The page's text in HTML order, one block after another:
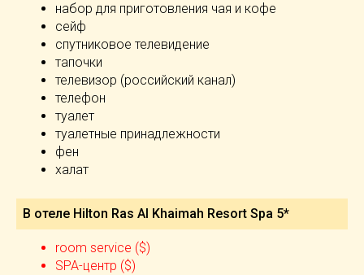
набор для приготовления чая и кофе
сейф
спутниковое телевидение
тапочки
телевизор (российский канал)
телефон
туалет
туалетные принадлежности
фен
халат
В отеле Hilton Ras Al Khaimah Resort Spa 5*
room service ($)
SPA-центр ($)